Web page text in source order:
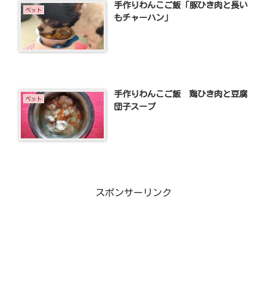
ペット
手作りわんこご飯「豚ひき肉と長い
もチャーハン」
ペット
手作りわんこご飯 鶏ひき肉と豆腐
団子スープ
スポンサーリンク